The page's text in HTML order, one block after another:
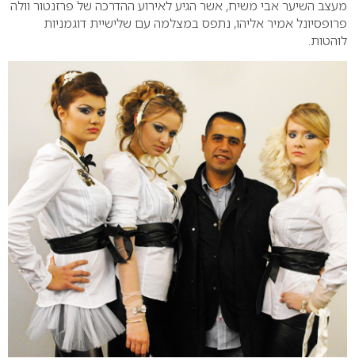
מעצב השיער אבי משיח, אשר הגיע לאירוע ההדרכה של פרזנטור וולה
פרופסיונל אמיר אליהו, נתפס במצלמה עם שלישיית דוגמניות
לוהטות.